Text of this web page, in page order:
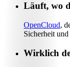
Läuft, wo
OpenCloud,
Sicherheit
Wirklich